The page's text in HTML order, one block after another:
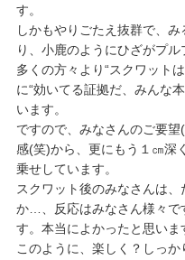
す。
しかもやりごたえ抜群で、
り、小鹿のようにひざがプル
多くの方々より“スクワット
に“効いてる証拠だ、みんな
います。
ですので、みなさんのご要
感(笑)から、更にもう１㎝
乗せしています。
スクワット後のみなさんは
か…、反応はみなさん様々で
す。本当によかったと思いま
このように、楽しく？しっ